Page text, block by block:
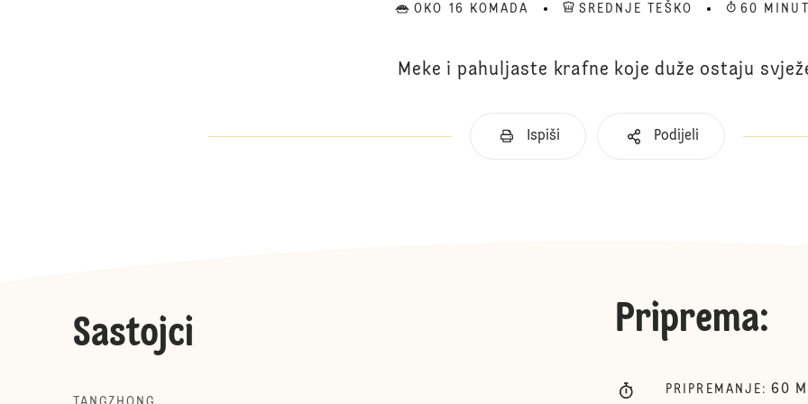
OKO 16 KOMADA SREDNJE TEŠKO 60
Meke i pahuljaste krafne koje duže ostaju
Ispiši Podijeli
Sastojci Priprema:
PRIPREMANJE : 60